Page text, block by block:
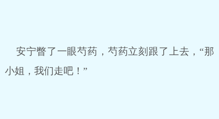
安宁瞥了一眼芍药，芍药立刻跟了上去，“那
小姐，我们走吧！”